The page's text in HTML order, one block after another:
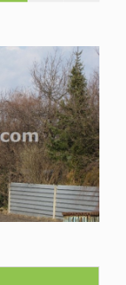
wtórny
Usługi
Kredyty
Wycena